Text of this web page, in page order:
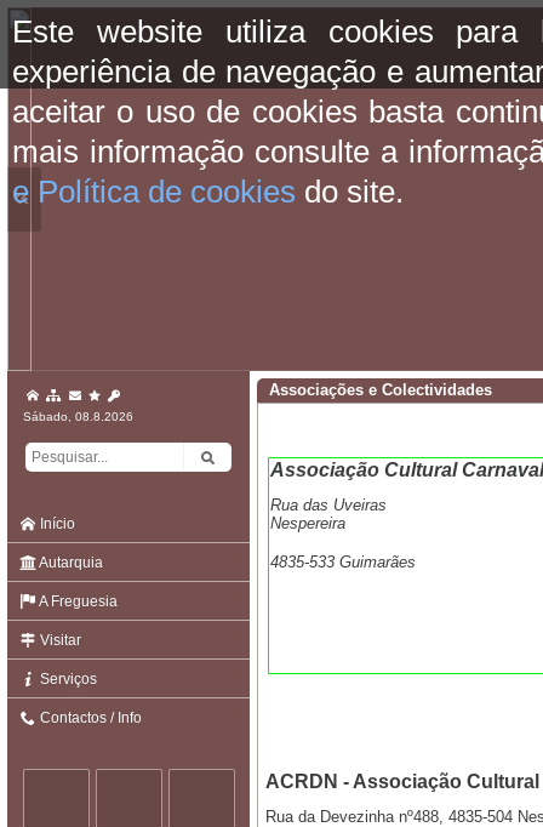
Este website utiliza cookies para
experiência de navegação e
aceitar o uso de cookies basta
mais informação consulte a
e Política de cookies do site.
«
Sábado, 08.8.2026
Início
Autarquia
A Freguesia
Visitar
Serviços
Contactos / Info
Associações e Colectividades
Associação Cultural
Rua das Uveiras
Nespereira
4835-533 Guimarães
ACRDN - Associação
Rua da Devezinha nº488, 4835-504